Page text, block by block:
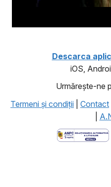
Descarca
iOS,
Urmăreşte-ne
Termeni şi condiţii
Contact